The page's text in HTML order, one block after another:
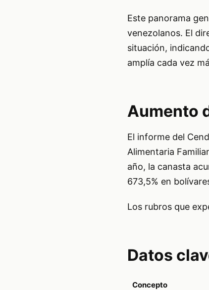
Este panorama
venezolanos. El
situación,
amplía cada vez
Aumento
El informe del
Alimentaria
año, la canasta
673,5% en
Los rubros que
Datos
Concepto